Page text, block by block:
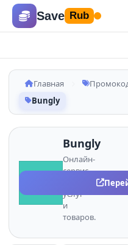
Save Rub
Главная
Bungly
Bungly
Онлайн-
сервис
различных
услуг
и
товаров.